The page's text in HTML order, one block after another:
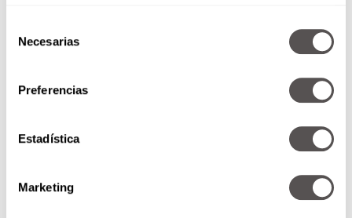
Necesarias
Preferencias
Estadística
Marketing
También lee:
¿Qué es la Kombucha y cuáles